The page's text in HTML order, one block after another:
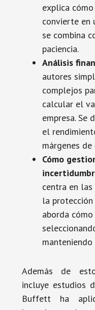
explica
convierte en
se combina
paciencia.
Análisis
autores
complejos
calcular el
empresa. Se
el
márgenes
Cómo
centra en las
la
aborda
Además de
incluye estudios
Buffett ha